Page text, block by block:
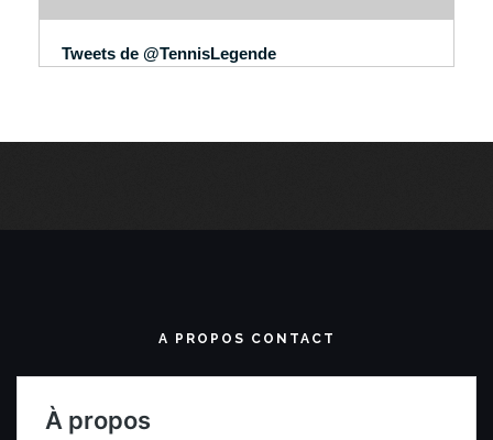
Tweets de @TennisLegende
A PROPOS CONTACT